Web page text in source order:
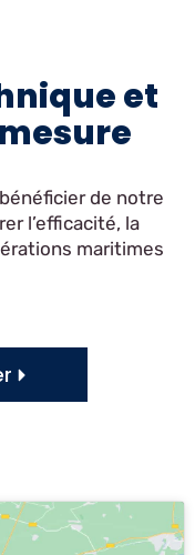
et
de notre
l’efficacité, la
maritimes